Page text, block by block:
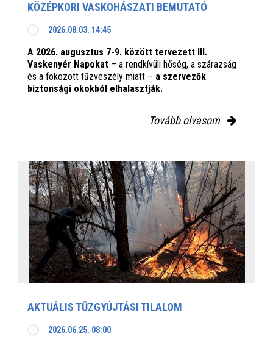
KÖZÉPKORI VASKOHÁSZATI BEMUTATÓ
2026.08.03. 14:45
A 2026. augusztus 7-9. között tervezett III.
Vaskenyér Napokat – a rendkívüli hőség, a szárazság
és a fokozott tűzveszély miatt – a szervezők
biztonsági okokból elhalasztják.
Tovább olvasom
AKTUÁLIS TŰZGYÚJTÁSI TILALOM
2026.06.25. 08:00